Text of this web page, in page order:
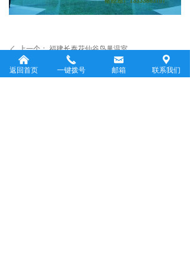
ꄴ 上一个：福建长泰花仙谷鸟巢温室
下一个： 河南职业技术学院园林实训基地
낀
返回首页
끅
一键拨号
낂
邮箱
끇
联系我们